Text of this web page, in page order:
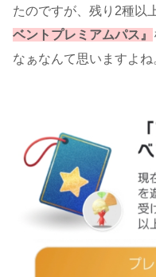
たのですが、残り2種以
ベントプレミアムパス』
なぁなんて思いますよね